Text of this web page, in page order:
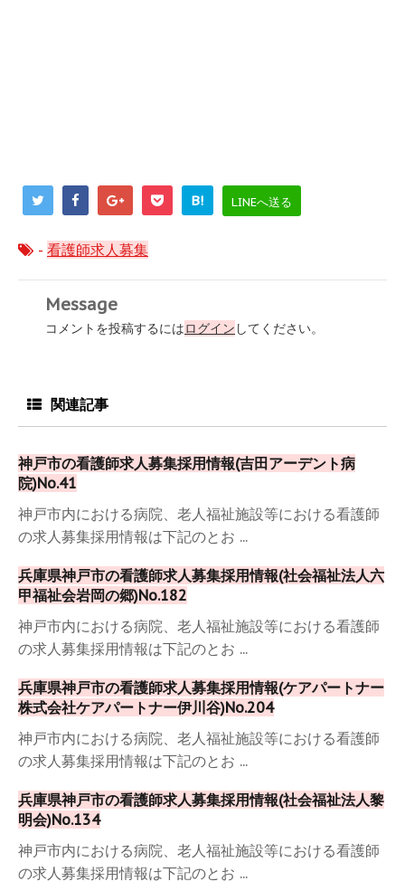
B! LINEへ送る
- 看護師求人募集
Message
コメントを投稿するにはログイン してください。
関連記事
神戸市の看護師求人募集採用情報(吉田アーデント病
院)No.41
神戸市内における病院、老人福祉施設等における看護師
の求人募集採用情報は下記のとお ...
兵庫県神戸市の看護師求人募集採用情報(社会福祉法人六
甲福祉会岩岡の郷)No.182
神戸市内における病院、老人福祉施設等における看護師
の求人募集採用情報は下記のとお ...
兵庫県神戸市の看護師求人募集採用情報(ケアパートナー
株式会社ケアパートナー伊川谷)No.204
神戸市内における病院、老人福祉施設等における看護師
の求人募集採用情報は下記のとお ...
兵庫県神戸市の看護師求人募集採用情報(社会福祉法人黎
明会)No.134
神戸市内における病院、老人福祉施設等における看護師
の求人募集採用情報は下記のとお ...